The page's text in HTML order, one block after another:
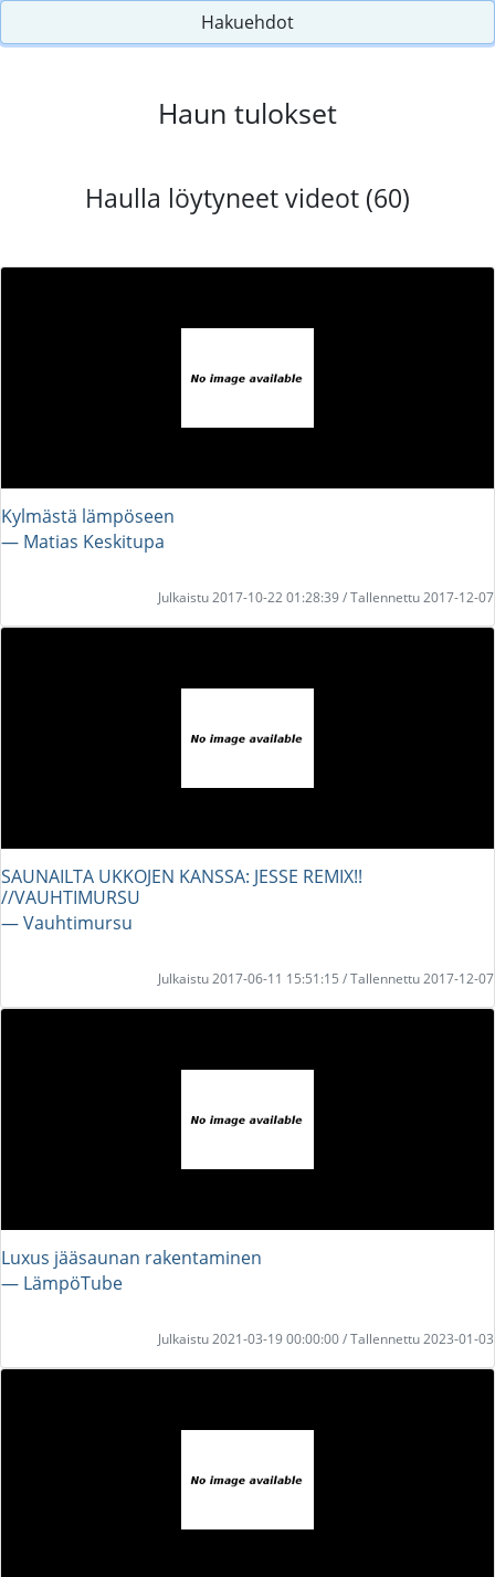
Hakuehdot
Haun tulokset
Haulla löytyneet videot (60)
Kylmästä lämpöseen
― Matias Keskitupa
Julkaistu 2017-10-22 01:28:39 / Tallennettu 2017-12-07
SAUNAILTA UKKOJEN KANSSA: JESSE REMIX!!
//VAUHTIMURSU
― Vauhtimursu
Julkaistu 2017-06-11 15:51:15 / Tallennettu 2017-12-07
Luxus jääsaunan rakentaminen
― LämpöTube
Julkaistu 2021-03-19 00:00:00 / Tallennettu 2023-01-03